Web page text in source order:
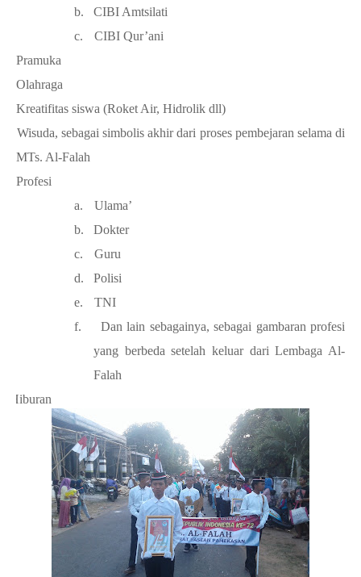
b.
CIBI Amtsilati
c.
CIBI Qur’ani
Pramuka
Olahraga
Kreatifitas siswa (Roket Air, Hidrolik dll)
Wisuda, sebagai simbolis akhir dari proses pembejaran selama di
MTs. Al-Falah
Profesi
a.
Ulama’
b.
Dokter
c.
Guru
d.
Polisi
e.
TNI
f.
Dan lain sebagainya, sebagai gambaran profesi
yang berbeda setelah keluar dari Lembaga Al-
Falah
Hiburan